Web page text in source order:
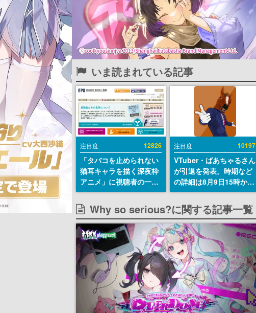
いま読まれている記事
注目度 12826
「タバコを止められない
猫耳キャラを描く深夜枠
アニメ」に視聴者の一部
から批判意見。違法薬物
の使用と思しき描写も含
めて、BPOが議論を交わ
す
注目度 10197
VTuber・ばあちゃるさん
が引退を発表。時期など
の詳細は8月9日15時から
の配信で説明
Why so serious?に関する記事一覧